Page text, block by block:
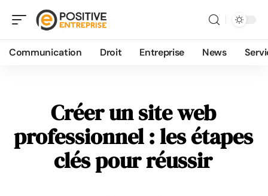
Communication Droit Entreprise News
Créer un site web
professionnel : les étapes
clés pour réussir